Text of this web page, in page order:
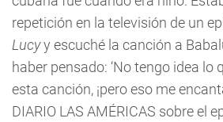
repetición en la televisión de un
Lucyy escuché la canción a
haber pensado: ‘No tengo idea lo
esta canción, ¡pero eso me
DIARIO LAS AMÉRICAS sobre el